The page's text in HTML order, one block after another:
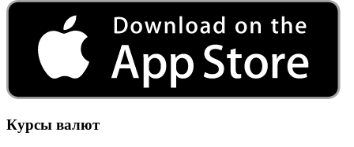
Курсы валют